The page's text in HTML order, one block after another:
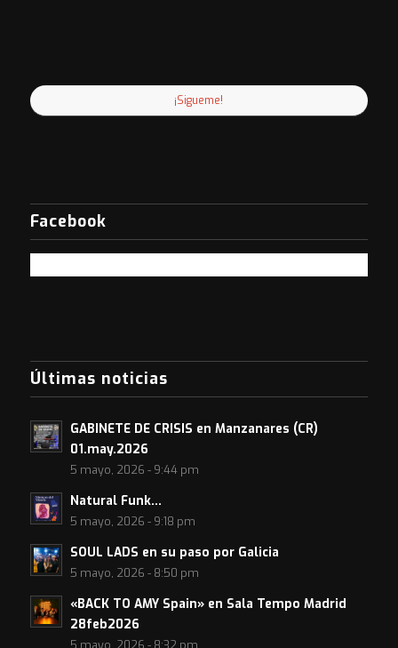
¡Sigueme!
Facebook
Últimas noticias
GABINETE DE CRISIS en Manzanares (CR)
01.may.2026
5 mayo, 2026 - 9:44 pm
Natural Funk…
5 mayo, 2026 - 9:18 pm
SOUL LADS en su paso por Galicia
5 mayo, 2026 - 8:50 pm
«BACK TO AMY Spain» en Sala Tempo Madrid
28feb2026